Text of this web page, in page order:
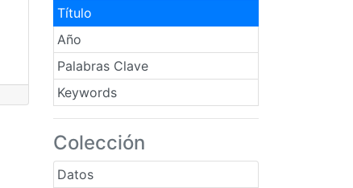
Título
Año
Palabras Clave
Keywords
Colección
Datos